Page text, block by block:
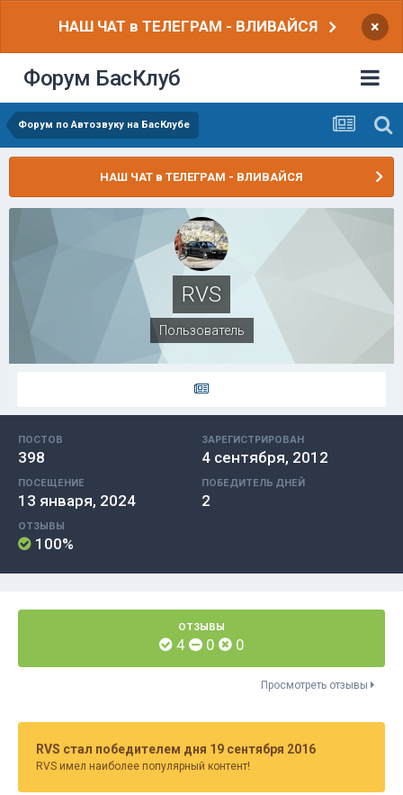
НАШ ЧАТ в ТЕЛЕГРАМ - ВЛИВАЙСЯ ×
Форум БасКлуб
Форум по Автозвуку на БасКлубе
НАШ ЧАТ в ТЕЛЕГРАМ - ВЛИВАЙСЯ
RVS
Пользователь
ПОСТОВ
398
ЗАРЕГИСТРИРОВАН
4 сентября, 2012
ПОСЕЩЕНИЕ
13 января, 2024
ПОБЕДИТЕЛЬ ДНЕЙ
2
ОТЗЫВЫ
100%
ОТЗЫВЫ
4 0 0
Просмотреть отзывы
RVS стал победителем дня 19 сентября 2016
RVS имел наиболее популярный контент!